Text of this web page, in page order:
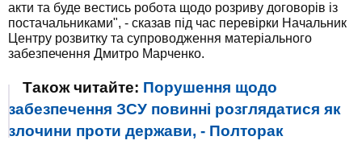
акти та буде вестись робота щодо розриву договорів із
постачальниками", - сказав під час перевірки Начальник
Центру розвитку та супроводження матеріального
забезпечення Дмитро Марченко.
Також читайте: Порушення щодо
забезпечення ЗСУ повинні розглядатися як
злочини проти держави, - Полторак